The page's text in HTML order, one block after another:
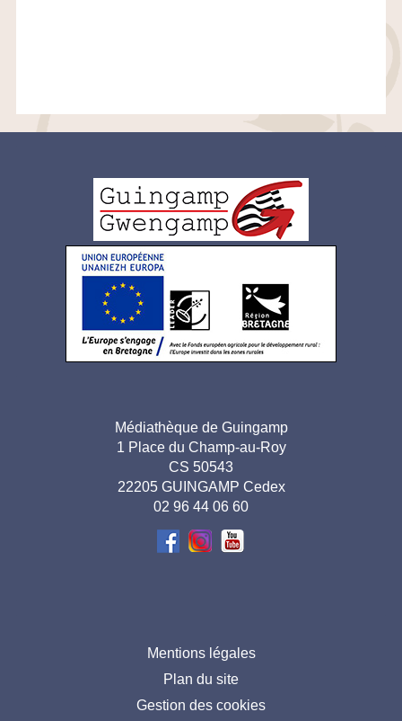
de
page
Adresse
pied de
Médiathèque de Guingamp
1 Place du Champ-au-Roy
CS 50543
22205 GUINGAMP Cedex
02 96 44 06 60
Mentions légales
Plan du site
Gestion des cookies